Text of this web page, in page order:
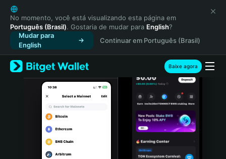
English
日本語
Tiếng Việt
Русский
Español (Latinoamérica)
Türkçe
Italiano
Português (Portugal)
Bahasa Indonesia
No momento, você está visualizando esta página em
Português (Brasil). Gostaria de mudar para English?
Mudar para
English
Continuar em Português (Brasil)
Baixe agora